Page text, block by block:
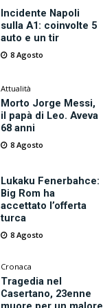
Incidente Napoli
sulla A1: coinvolte 5
auto e un tir
8 Agosto
Attualità
Morto Jorge Messi,
il papà di Leo. Aveva
68 anni
8 Agosto
Lukaku Fenerbahce:
Big Rom ha
accettato l’offerta
turca
8 Agosto
Cronaca
Tragedia nel
Casertano, 23enne